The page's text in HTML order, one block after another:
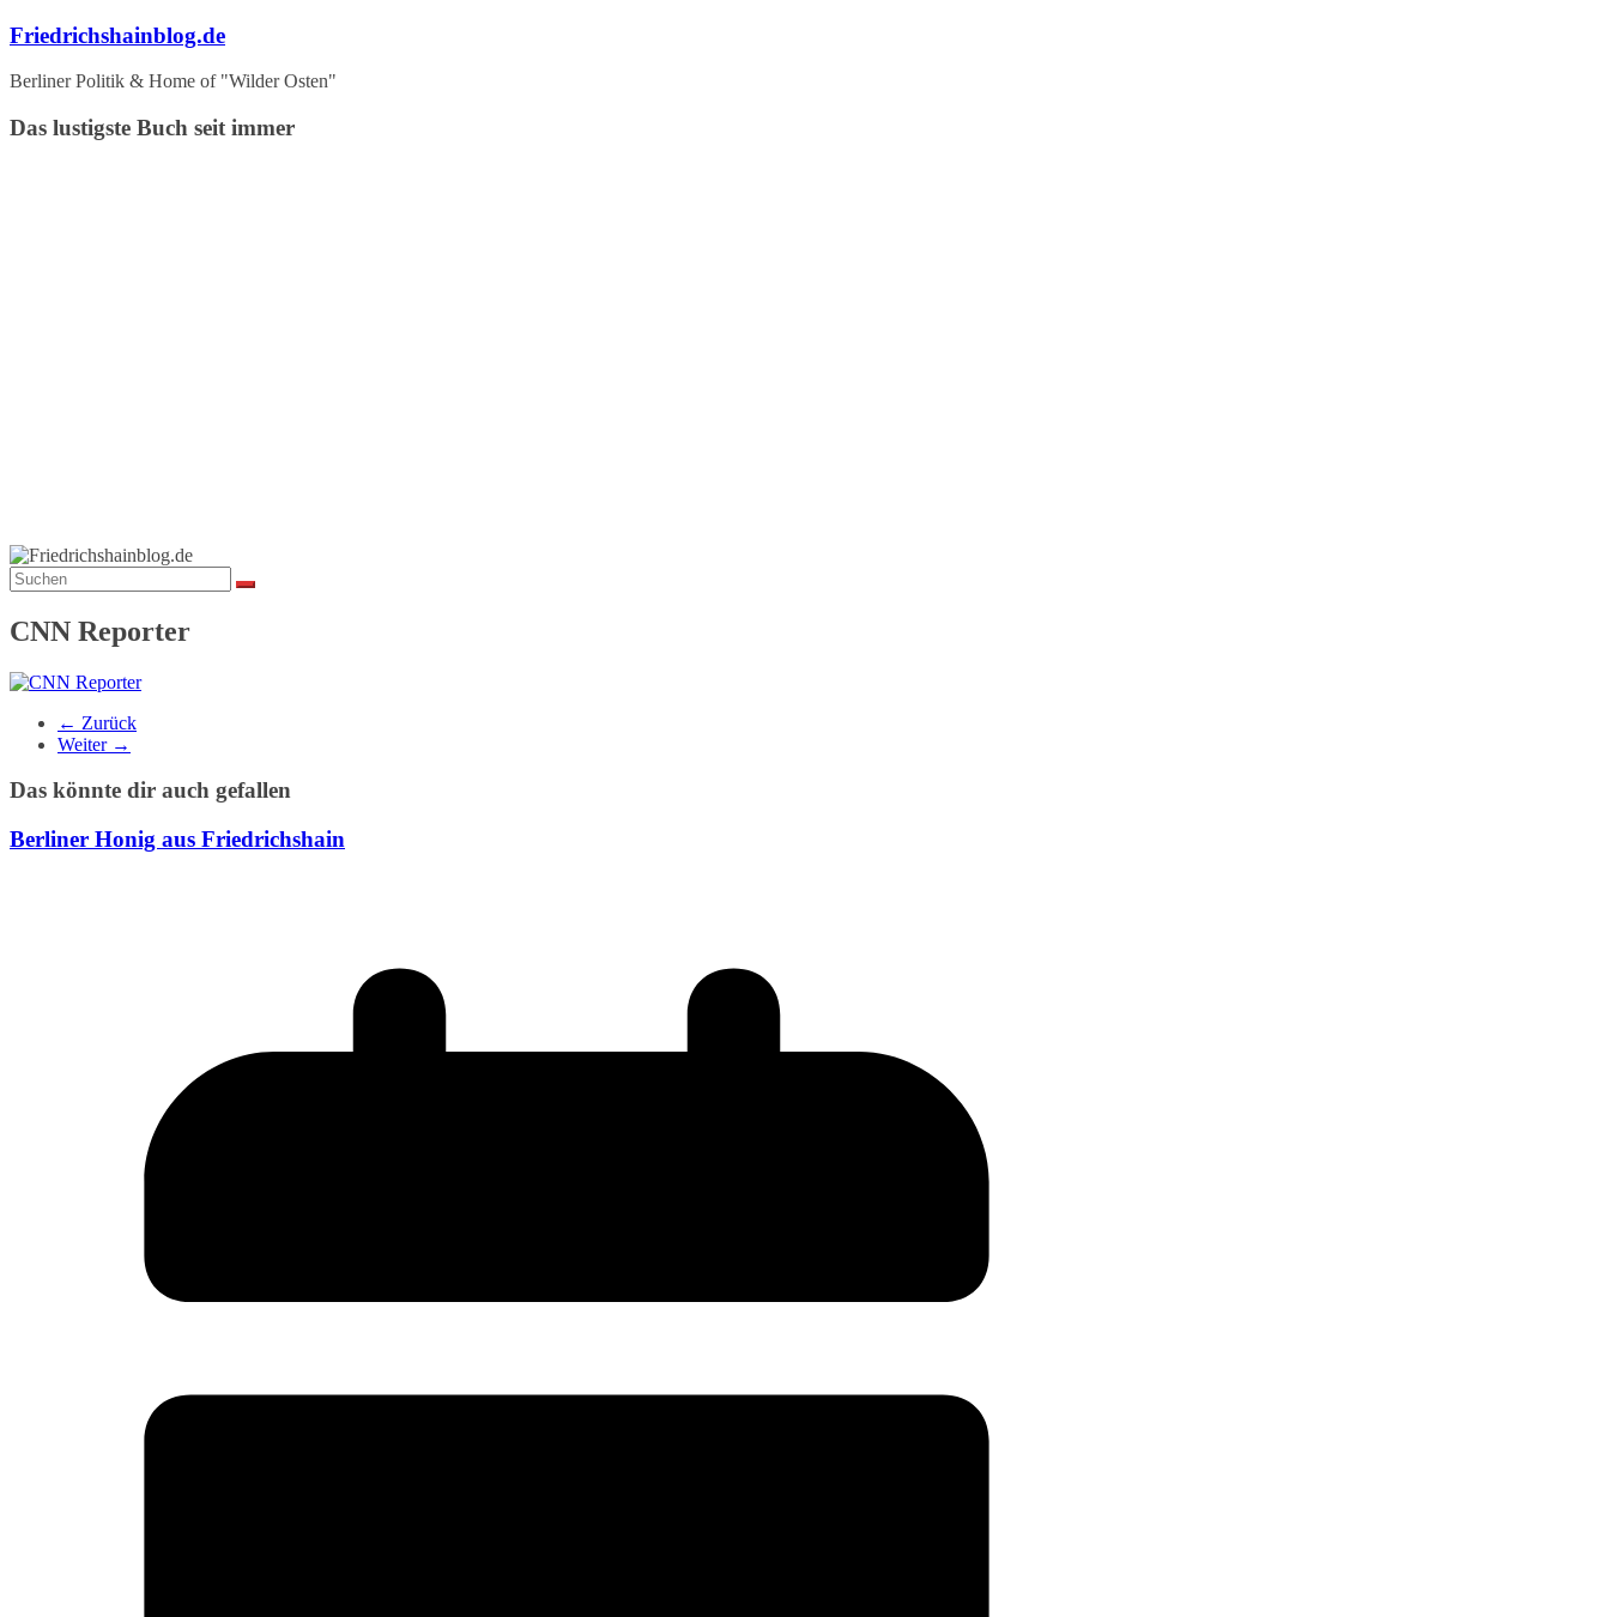
Zum
springen
Friedrichshainblog.de
Berliner Politik & Home of "Wilder Osten"
Das lustigste Buch seit immer
CNN Reporter
← Zurück
Weiter →
Das könnte dir auch gefallen
Berliner Honig aus Friedrichshain